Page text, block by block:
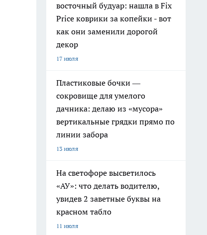
восточный будуар: нашла в Fix
Price коврики за копейки - вот
как они заменили дорогой
декор
17 июля
Пластиковые бочки —
сокровище для умелого
дачника: делаю из «мусора»
вертикальные грядки прямо по
линии забора
13 июля
На светофоре высветилось
«АУ»: что делать водителю,
увидев 2 заветные буквы на
красном табло
11 июля